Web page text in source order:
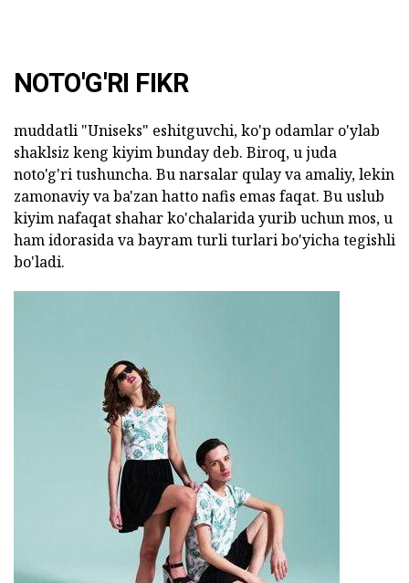
NOTO'G'RI FIKR
muddatli "Uniseks" eshitguvchi, ko'p odamlar o'ylab
shaklsiz keng kiyim bunday deb. Biroq, u juda
noto'g'ri tushuncha. Bu narsalar qulay va amaliy, lekin
zamonaviy va ba'zan hatto nafis emas faqat. Bu uslub
kiyim nafaqat shahar ko'chalarida yurib uchun mos, u
ham idorasida va bayram turli turlari bo'yicha tegishli
bo'ladi.